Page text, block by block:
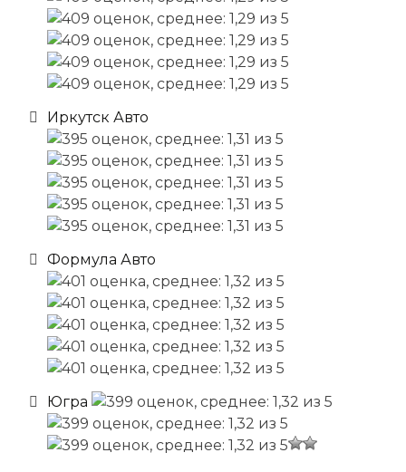
Иркутск Авто
Формула Авто
Югра